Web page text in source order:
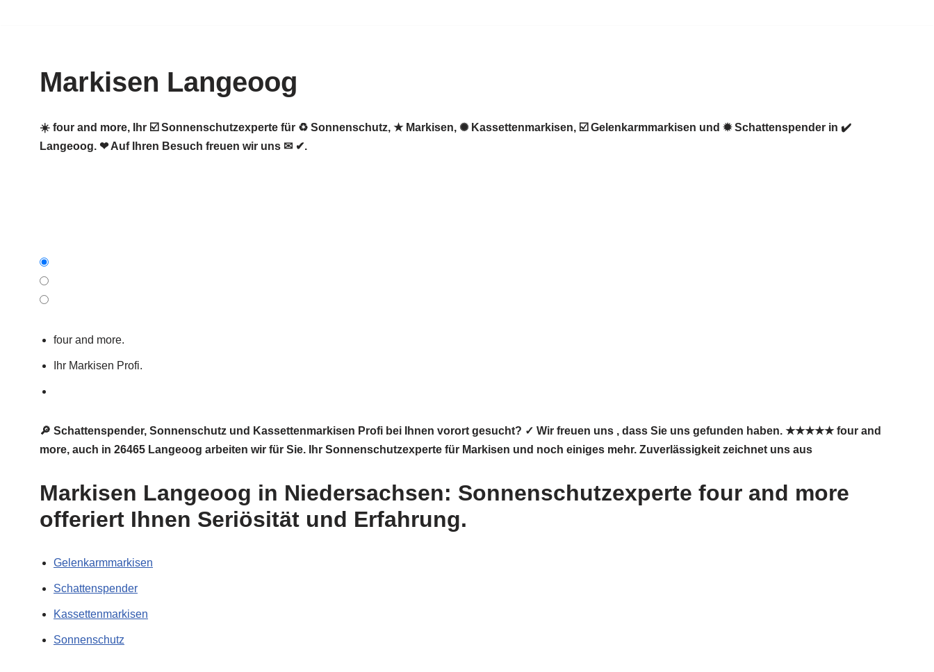
springenMarkisen Langeoog
☀️ four and more, Ihr ☑️ Sonnenschutzexperte für ♻ Sonnenschutz, ★ Markisen, ✺ Kassettenmarkisen, ☑️ Gelenkarmmarkisen und ✹ Schattenspender in ✔️
Langeoog. ❤ Auf Ihren Besuch freuen wir uns ✉ ✔.
four and more.
Ihr Markisen Profi.
🔎 Schattenspender, Sonnenschutz und Kassettenmarkisen Profi bei Ihnen vorort gesucht? ✓ Wir freuen uns , dass Sie uns gefunden haben. ★★★★★ four and
more, auch in 26465 Langeoog arbeiten wir für Sie. Ihr Sonnenschutzexperte für Markisen und noch einiges mehr. Zuverlässigkeit zeichnet uns aus
Markisen Langeoog in Niedersachsen: Sonnenschutzexperte four and more
offeriert Ihnen Seriösität und Erfahrung.
Gelenkarmmarkisen
Schattenspender
Kassettenmarkisen
Sonnenschutz